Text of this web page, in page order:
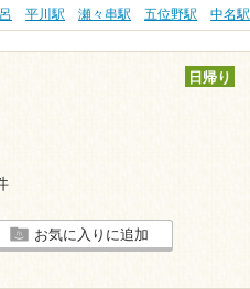
平川駅 瀬々串駅 五位野駅 中名駅
日帰り
お気に入りに追加